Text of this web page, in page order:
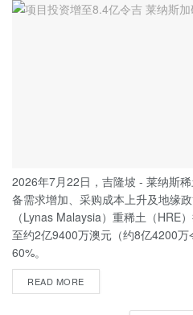
2026年7月22日，吉隆坡 - 莱纳斯
备需求增加、采购成本上升及地缘
（Lynas Malaysia）重稀土（HRE
至约2亿9400万澳元（约8亿4200
60%。
READ MORE